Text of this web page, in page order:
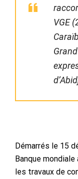
VGE
Démarrés le 15
Banque
les travaux de